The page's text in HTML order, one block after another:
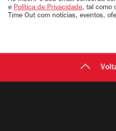
e Política de Privacidade, tal como
Time Out com notícias, eventos,